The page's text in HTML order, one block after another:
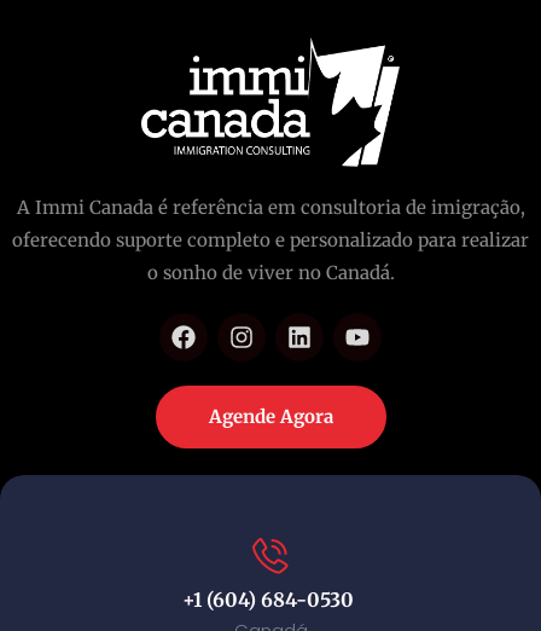
A Immi Canada é referência em consultoria de imigração,
oferecendo suporte completo e personalizado para realizar
o sonho de viver no Canadá.
Agende Agora
+1 (604) 684-0530